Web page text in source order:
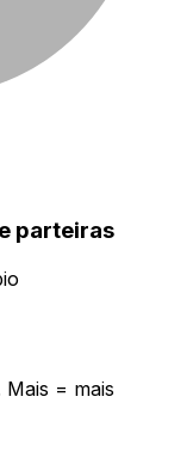
parteiras
= mais